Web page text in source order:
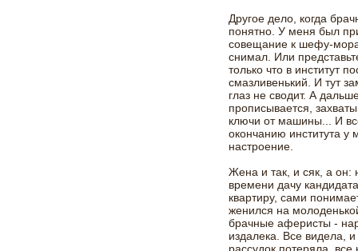
Другое дело, когда
понятно. У меня был
совещание к шефу-
снимал. Или
только что в институт
смазливенький. И тут
глаз не сводит. А
прописывается,
ключи от машины... И
окончанию института у
настроение.
Жена и так, и сяк, а он:
времени дачу
квартиру, сами
женился на
брачные аферисты -
издалека. Все видела,